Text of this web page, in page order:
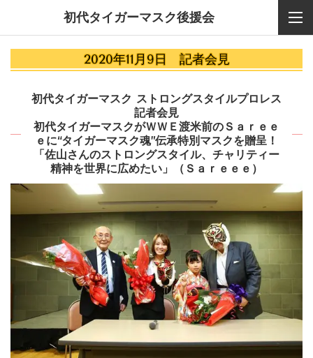
初代タイガーマスク後援会
2020年11月9日 記者会見
初代タイガーマスク ストロングスタイルプロレス
記者会見
初代タイガーマスクがＷＷＥ渡米前のＳａｒｅｅ
ｅに“タイガーマスク魂”伝承特別マスクを贈呈！
「佐山さんのストロングスタイル、チャリティー
精神を世界に広めたい」（Ｓａｒｅｅｅ）